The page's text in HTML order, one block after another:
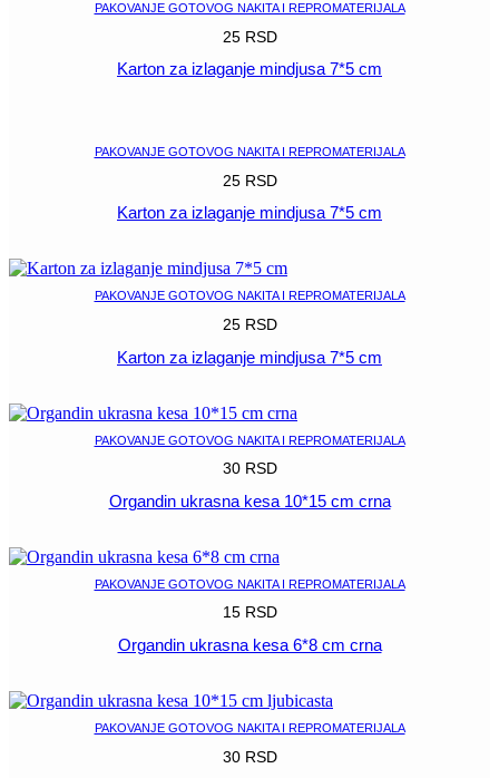
PAKOVANJE GOTOVOG NAKITA I REPROMATERIJALA
25 RSD
Karton za izlaganje mindjusa 7*5 cm
PAKOVANJE GOTOVOG NAKITA I REPROMATERIJALA
25 RSD
Karton za izlaganje mindjusa 7*5 cm
PAKOVANJE GOTOVOG NAKITA I REPROMATERIJALA
25 RSD
Karton za izlaganje mindjusa 7*5 cm
PAKOVANJE GOTOVOG NAKITA I REPROMATERIJALA
30 RSD
Organdin ukrasna kesa 10*15 cm crna
PAKOVANJE GOTOVOG NAKITA I REPROMATERIJALA
15 RSD
Organdin ukrasna kesa 6*8 cm crna
PAKOVANJE GOTOVOG NAKITA I REPROMATERIJALA
30 RSD